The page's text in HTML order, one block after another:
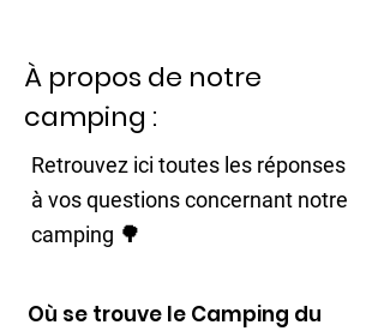
À propos de notre
camping :
Retrouvez ici toutes les réponses
à vos questions concernant notre
camping 🌳
Où se trouve le Camping du